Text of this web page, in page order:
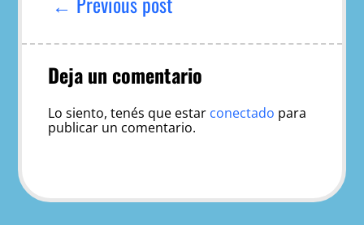
entradas
Deja un comentario
Lo siento, tenés que estar conectado para
publicar un comentario.